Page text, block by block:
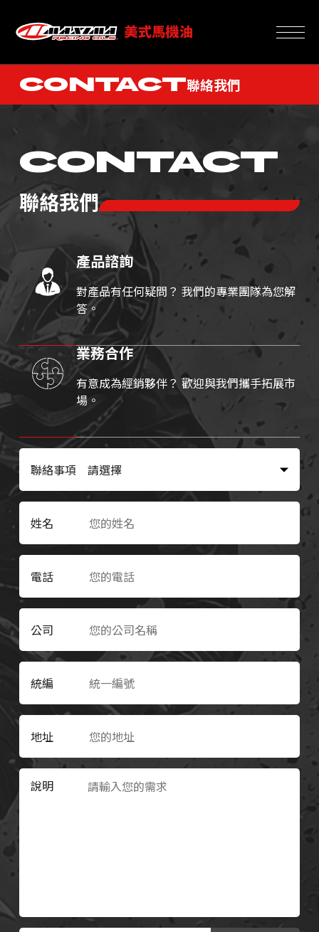
CONTACT聯絡我們
CONTACT
聯絡我們
產品諮詢
對產品有任何疑問？ 我們的專業團隊為您解
答。
業務合作
有意成為經銷夥伴？ 歡迎與我們攜手拓展市
場。
聯絡事項
姓名
電話
公司
統編
地址
說明